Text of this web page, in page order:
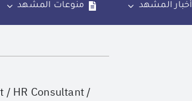
أخبار المشهد منوعات المشهد
/ HR Consultant /